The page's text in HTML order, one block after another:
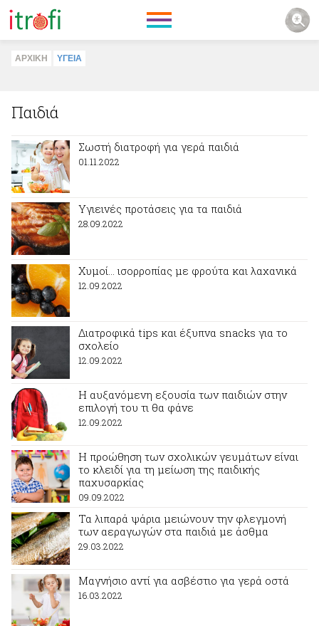
ΑΡΧΙΚΗ ΥΓΕΙΑ
Παιδιά
Σωστή διατροφή για γερά παιδιά
01.11.2022
Υγιεινές προτάσεις για τα παιδιά
28.09.2022
Χυμοί... ισορροπίας με φρούτα και λαχανικά
12.09.2022
Διατροφικά tips και έξυπνα snacks για το
σχολείο
12.09.2022
Η αυξανόμενη εξουσία των παιδιών στην
επιλογή του τι θα φάνε
12.09.2022
Η προώθηση των σχολικών γευμάτων είναι
το κλειδί για τη μείωση της παιδικής
παχυσαρκίας
09.09.2022
Τα λιπαρά ψάρια μειώνουν την φλεγμονή
των αεραγωγών στα παιδιά με άσθμα
29.03.2022
Μαγνήσιο αντί για ασβέστιο για γερά οστά
16.03.2022